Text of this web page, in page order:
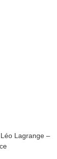
Lagrange –